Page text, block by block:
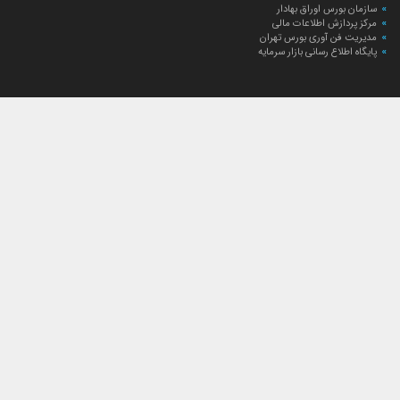
سازمان بورس اوراق بهادار
مرکز پردازش اطلاعات مالی
مدیریت فن آوری بورس تهران
پایگاه اطلاع رسانی بازار سرمایه
ارتباط با صندوق